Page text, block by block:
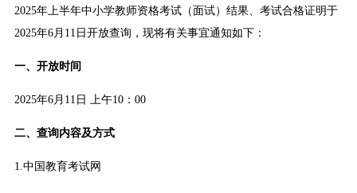
2025年上半年中小学教师资格考试（面试）结果、考试合格证明于
2025年6月11日开放查询，现将有关事宜通知如下：
一、开放时间
2025年6月11日 上午10：00
二、查询内容及方式
1.中国教育考试网